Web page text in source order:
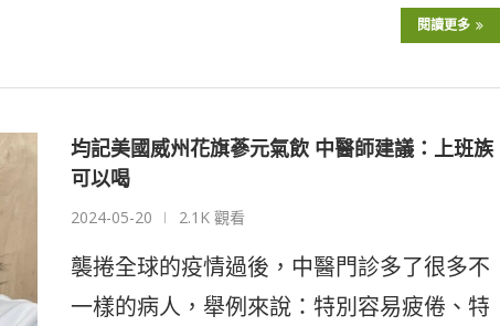
閱讀更多
均記美國威州花旗蔘元氣飲 中醫師建議：上班族
可以喝
2024-05-20 2.1K 觀看
襲捲全球的疫情過後，中醫門診多了很多不
一樣的病人，舉例來說：特別容易疲倦、特